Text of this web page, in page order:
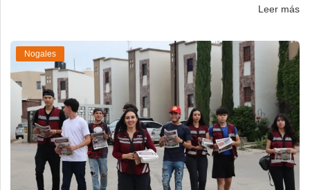
Leer más
Nogales